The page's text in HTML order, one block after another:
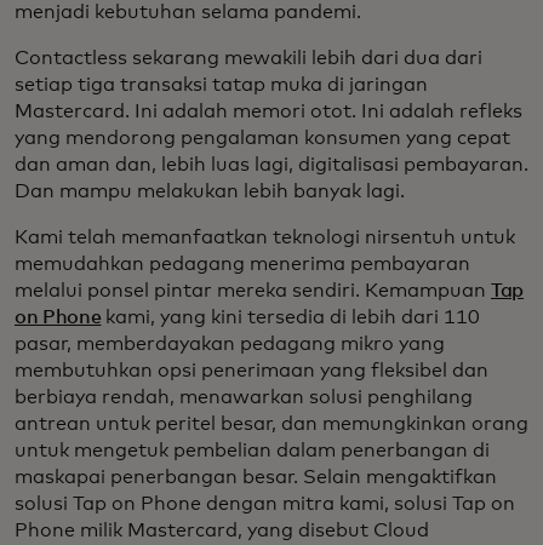
menjadi kebutuhan selama pandemi.
Contactless sekarang mewakili lebih dari dua dari
setiap tiga transaksi tatap muka di jaringan
Mastercard. Ini adalah memori otot. Ini adalah refleks
yang mendorong pengalaman konsumen yang cepat
dan aman dan, lebih luas lagi, digitalisasi pembayaran.
Dan mampu melakukan lebih banyak lagi.
Kami telah memanfaatkan teknologi nirsentuh untuk
memudahkan pedagang menerima pembayaran
melalui ponsel pintar mereka sendiri. Kemampuan Tap
on Phone kami, yang kini tersedia di lebih dari 110
pasar, memberdayakan pedagang mikro yang
membutuhkan opsi penerimaan yang fleksibel dan
berbiaya rendah, menawarkan solusi penghilang
antrean untuk peritel besar, dan memungkinkan orang
untuk mengetuk pembelian dalam penerbangan di
maskapai penerbangan besar. Selain mengaktifkan
solusi Tap on Phone dengan mitra kami, solusi Tap on
Phone milik Mastercard, yang disebut Cloud